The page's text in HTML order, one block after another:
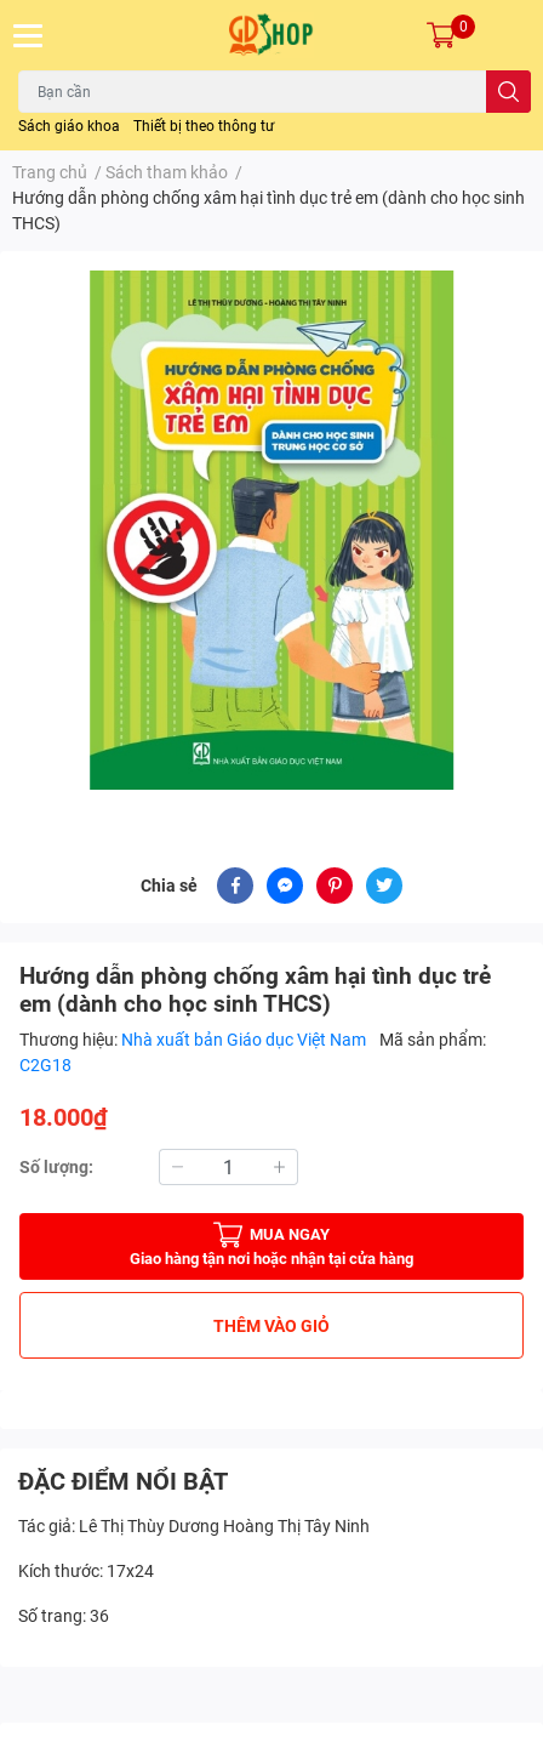
Sách giáo khoa Thiết bị theo thông tư
0
Trang chủ / Sách tham khảo /
Hướng dẫn phòng chống xâm hại tình dục trẻ em (dành cho học sinh
THCS)
Chia sẻ
Hướng dẫn phòng chống xâm hại tình dục trẻ
em (dành cho học sinh THCS)
Thương hiệu: Nhà xuất bản Giáo dục Việt Nam
Mã sản phẩm:
C2G18
18.000₫
Số lượng:
MUA NGAY
Giao hàng tận nơi hoặc nhận tại cửa hàng
THÊM VÀO GIỎ
ĐẶC ĐIỂM NỔI BẬT
Tác giả: Lê Thị Thùy Dương Hoàng Thị Tây Ninh
Kích thước: 17x24
Số trang: 36